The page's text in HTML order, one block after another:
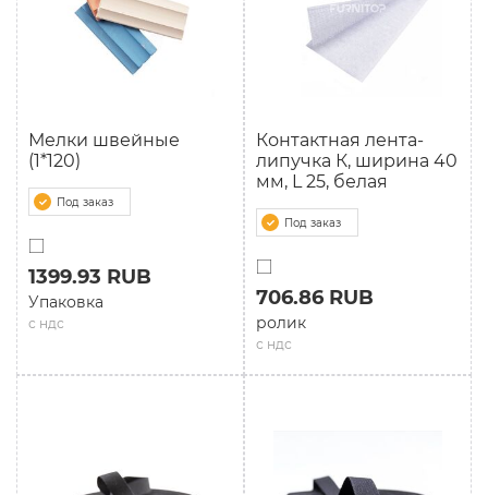
Мелки швейные
(1*120)
Под заказ
с ндс
1399.93 RUB
Упаковка
Контактная лента-
липучка К, ширина 40
мм, L 25, белая
Под заказ
с ндс
706.86 RUB
ролик